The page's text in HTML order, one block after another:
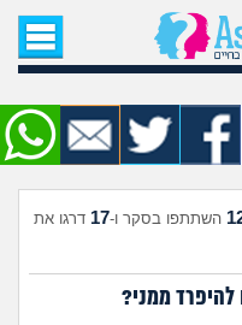
הבית
שאל שאלה
שאלות חדשות
שעוררו עניין
חדשות
השתתפו בסקר ו-17 דרגו את
ממני?